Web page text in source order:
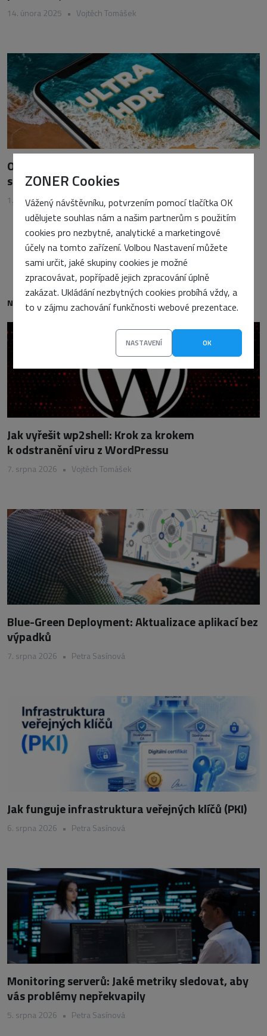
ZONER Cookies
Vážený návštěvníku, potvrzením pomocí tlačítka OK
udělujete souhlas nám a našim partnerům s použitím
cookies pro nezbytné, analytické a marketingové
účely na tomto zařízení. Volbou Nastavení můžete
sami určit, jaké skupiny cookies je možné
zpracovávat, popřípadě jejich zpracování úplně
zakázat. Ukládání nezbytných cookies probíhá vždy, a
to v zájmu zachování funkčnosti webové prezentace.
NASTAVENÍ OK
14. února 2025 • Vojtěch Tomášek
Od iPhonu po Android: Ultra HDR přináší nový
standard fotografií
1. listopadu 2024 • Vojtěch Tomášek
NEJNOVĚJŠÍ
Jak vyřešit wp2shell: Krok za krokem
k odstranění viru z WordPressu
7. srpna 2026 • Vojtěch Tomášek
Blue-Green Deployment: Aktualizace aplikací bez
výpadků
7. srpna 2026 • Petra Sasínová
Jak funguje infrastruktura veřejných klíčů (PKI)
6. srpna 2026 • Petra Sasínová
Monitoring serverů: Jaké metriky sledovat, aby
vás problémy nepřekvapily
5. srpna 2026 • Petra Sasínová